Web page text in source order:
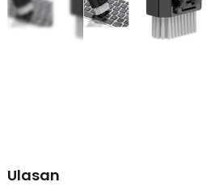
dengan mudah tanpa harus memegang
Mudah Dibawa, Mudah Disimpan
Liquid - Q8
Ulasan